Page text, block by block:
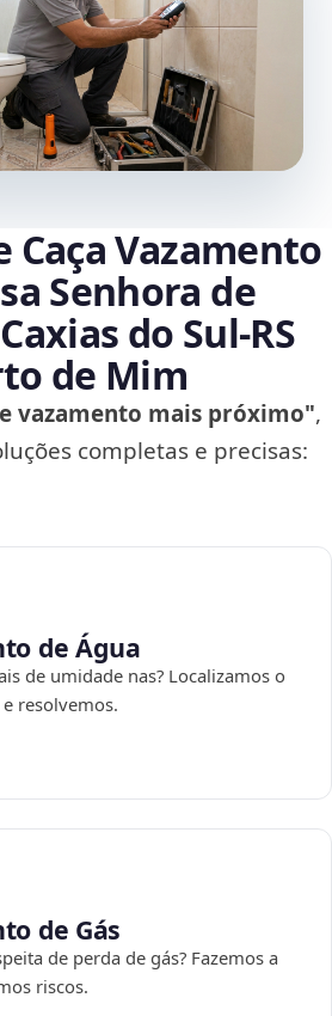
Caça Vazamento
Senhora de
do Sul‑RS
de Mim
vazamento mais próximo",
completas e precisas:
de Água
de umidade nas? Localizamos o
resolvemos.
de Gás
de perda de gás? Fazemos a
riscos.